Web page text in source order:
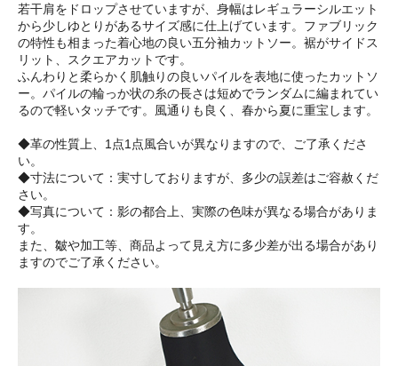
若干肩をドロップさせていますが、身幅はレギュラーシルエット
から少しゆとりがあるサイズ感に仕上げています。ファブリック
の特性も相まった着心地の良い五分袖カットソー。裾がサイドス
リット、スクエアカットです。
ふんわりと柔らかく肌触りの良いパイルを表地に使ったカットソ
ー。パイルの輪っか状の糸の長さは短めでランダムに編まれてい
るので軽いタッチです。風通りも良く、春から夏に重宝します。
◆革の性質上、1点1点風合いが異なりますので、ご了承くださ
い。
◆寸法について：実寸しておりますが、多少の誤差はご容赦くだ
さい。
◆写真について：影の都合上、実際の色味が異なる場合がありま
す。
また、皺や加工等、商品よって見え方に多少差が出る場合があり
ますのでご了承ください。